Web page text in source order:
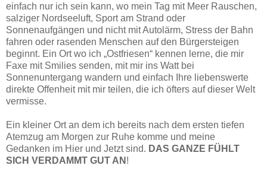
einfach nur ich sein kann, wo mein Tag mit Meer Rauschen,
salziger Nordseeluft, Sport am Strand oder
Sonnenaufgängen und nicht mit Autolärm, Stress der Bahn
fahren oder rasenden Menschen auf den Bürgersteigen
beginnt. Ein Ort wo ich „Ostfriesen“ kennen lerne, die mir
Faxe mit Smilies senden, mit mir ins Watt bei
Sonnenuntergang wandern und einfach Ihre liebenswerte
direkte Offenheit mit mir teilen, die ich öfters auf dieser Welt
vermisse.
Ein kleiner Ort an dem ich bereits nach dem ersten tiefen
Atemzug am Morgen zur Ruhe komme und meine
Gedanken im Hier und Jetzt sind. DAS GANZE FÜHLT
SICH VERDAMMT GUT AN !